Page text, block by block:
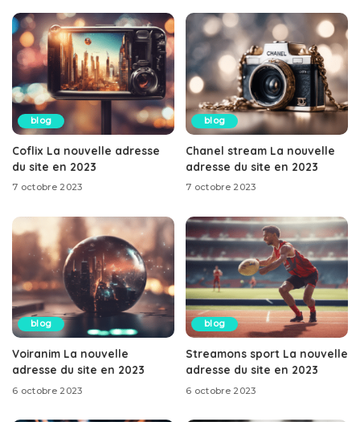
blog
Coflix La nouvelle adresse
du site en 2023
7 octobre 2023
blog
Chanel stream La nouvelle
adresse du site en 2023
7 octobre 2023
blog
Voiranim La nouvelle
adresse du site en 2023
6 octobre 2023
blog
Streamons sport La nouvelle
adresse du site en 2023
6 octobre 2023